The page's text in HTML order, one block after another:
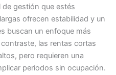
gestión que estés
ofrecen estabilidad y un
buscan un enfoque más
las rentas cortas
pero requieren una
periodos sin ocupación.